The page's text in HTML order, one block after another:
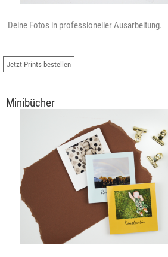
Deine Fotos in professioneller Ausarbeitung.
Jetzt Prints bestellen
Minibücher